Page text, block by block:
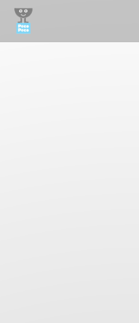
Painel de Gerenciamento de Cookies